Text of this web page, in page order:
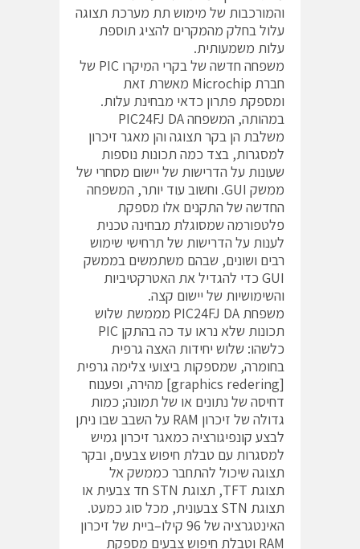
והמורכבות של מימוש תת מערכת תצוגה
עלול בחלק מהמקרים להציג תוספת
עלות משמעותית.
משפחה חדשה של בקרי המיקרו PIC של
חברת Microchip מאשרת זאת
ומספקת פתרון כדאי מבחינת עלות.
במהותה, המשפחה PIC24FJ DA
משלבת הן בקר תצוגה והן מאגר זיכרון
למסגרות, בצד כמה תכונות נוספות
שעונות על הדרישות של יישום מסחרי של
ממשק GUI. וחשוב עוד יותר, המשפחה
החדשה של התקנים אלו מספקת
פלטפורמה שמסוגלת מבחינה טכנית
לענות על הדרישות של תרחישי שימוש
רבים ושונים, שבהם משתמשים בממשק
GUI כדי להגדיל את האטרקטיביות
והשימושיות של יישום קצה.
משפחת PIC24FJ DA מממשת שלוש
תכונות שלא נראו עד כה בהתקן PIC
כלשהו: שלוש יחידות האצה גרפית
בחומרה, שמספקות ביצועי צלימה גרפית
[graphics redering] מהירה, ופענוח
דחיסה של נתונים או של תמונה; כמות
גדולה של זיכרון RAM על השבב שבו ניתן
לבצע קונפיגורציה כמאגר זיכרון גמיש
למסגרות עם טבלת חיפוש צבעים, ובקר
תצוגה שיכול להתחבר כממשק אל
תצוגת TFT, תצוגת STN חד צבעית או
תצוגת STN צבעונית, מכל סוג כמעט.
האינטגרציה של 96 קילו–ביית של זיכרון
RAM וטבלת חיפוש צבעים מספקת